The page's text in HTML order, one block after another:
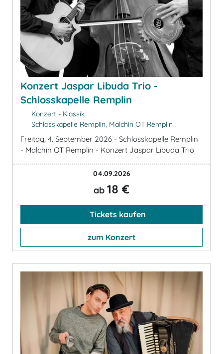
Konzert Jaspar Libuda Trio -
Schlosskapelle Remplin
Konzert - Klassik
Schlosskapelle Remplin, Malchin OT Remplin
Freitag, 4. September 2026 - Schlosskapelle Remplin
- Malchin OT Remplin - Konzert Jaspar Libuda Trio
04.09.2026
ab 18 €
Tickets kaufen
zum Konzert